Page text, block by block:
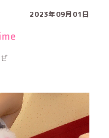
2023年09月01日